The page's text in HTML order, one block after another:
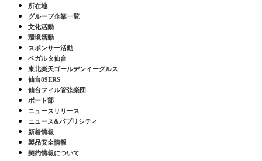
所在地
グループ企業一覧
文化活動
環境活動
スポンサー活動
ベガルタ仙台
東北楽天ゴールデンイーグルス
仙台89ERS
仙台フィル管弦楽団
ボート部
ニュースリリース
ニュース&パブリシティ
新着情報
製品安全情報
契約情報について